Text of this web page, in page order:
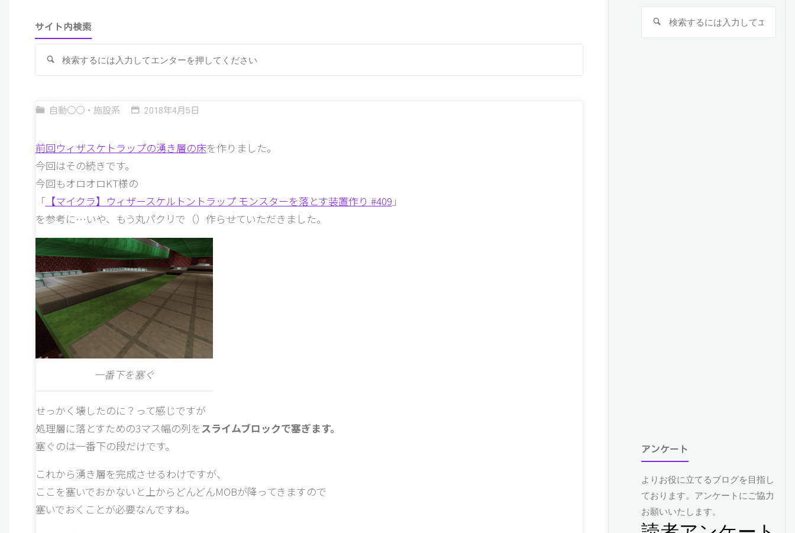
サイト内検索
検
自動○○・施設系 2018年4月5日
前回ウィザスケトラップの湧き層の床を作りました。
今回はその続きです。
今回もオロオロKT様の
「【マイクラ】ウィザースケルトントラップ モンスターを落とす装置作り #409 」
を参考に…いや、もう丸パクリで（）作らせていただきました。
一番下を塞ぐ
せっかく壊したのに？って感じですが
処理層に落とすための3マス幅の列をスライムブロックで塞ぎます。
塞ぐのは一番下の段だけです。
これから湧き層を完成させるわけですが、
ここを塞いでおかないと上からどんどんMOBが降ってきますので
塞いでおくことが必要なんですね。
検
アンケート
よりお役に立てるブログを目指し
ております。アンケートにご協力
お願いいたします。